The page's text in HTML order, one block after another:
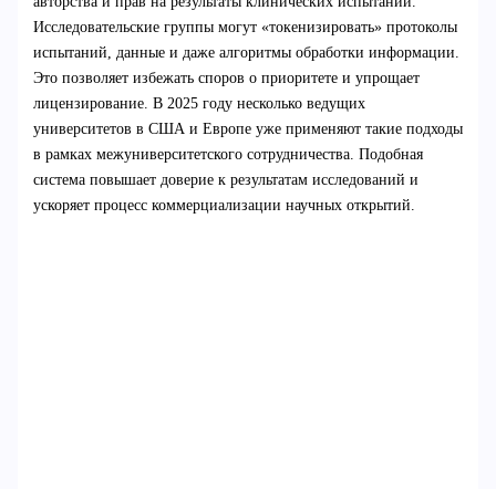
Исследовательские группы могут «токенизировать» протоколы
испытаний, данные и даже алгоритмы обработки информации.
Это позволяет избежать споров о приоритете и упрощает
лицензирование. В 2025 году несколько ведущих
университетов в США и Европе уже применяют такие подходы
в рамках межуниверситетского сотрудничества. Подобная
система повышает доверие к результатам исследований и
ускоряет процесс коммерциализации научных открытий.